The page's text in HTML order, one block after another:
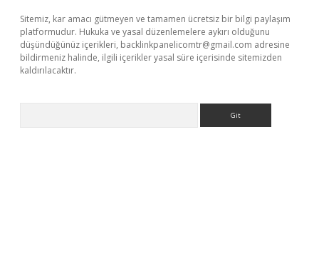
Sitemiz, kar amacı gütmeyen ve tamamen ücretsiz bir bilgi paylaşım
platformudur. Hukuka ve yasal düzenlemelere aykırı olduğunu
düşündüğünüz içerikleri, backlinkpanelicomtr@gmail.com adresine
bildirmeniz halinde, ilgili içerikler yasal süre içerisinde sitemizden
kaldırılacaktır.